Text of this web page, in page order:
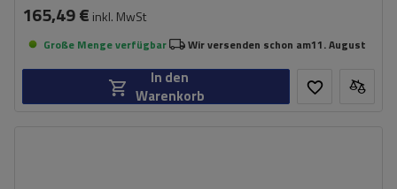
165,49 € inkl. MwSt
Große Menge verfügbar Wir versenden schon am11. August
In den
Warenkorb